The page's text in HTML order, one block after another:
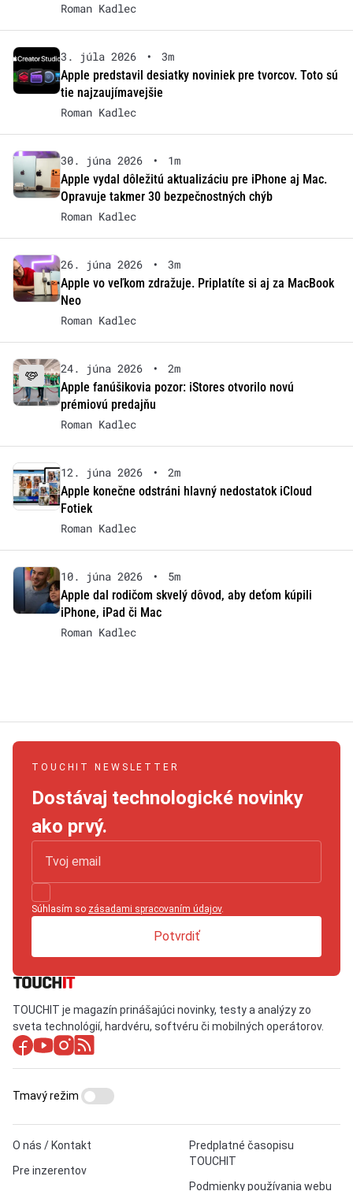
Roman Kadlec
3. júla 2026 •
3m
Apple predstavil desiatky noviniek pre tvorcov. Toto sú
tie najzaujímavejšie
Roman Kadlec
30. júna 2026 •
1m
Apple vydal dôležitú aktualizáciu pre iPhone aj Mac.
Opravuje takmer 30 bezpečnostných chýb
Roman Kadlec
26. júna 2026 •
3m
Apple vo veľkom zdražuje. Priplatíte si aj za MacBook
Neo
Roman Kadlec
24. júna 2026 •
2m
Apple fanúšikovia pozor: iStores otvorilo novú
prémiovú predajňu
Roman Kadlec
12. júna 2026 •
2m
Apple konečne odstráni hlavný nedostatok iCloud
Fotiek
Roman Kadlec
10. júna 2026 •
5m
Apple dal rodičom skvelý dôvod, aby deťom kúpili
iPhone, iPad či Mac
Roman Kadlec
TOUCHIT NEWSLETTER
Dostávaj technologické novinky
ako prvý.
Súhlasím so zásadami spracovaním údajov.
Potvrdiť
TOUCHIT je magazín prinášajúci novinky, testy a analýzy zo
sveta technológií, hardvéru, softvéru či mobilných operátorov.
O nás / Kontakt
Pre inzerentov
Predplatné časopisu
TOUCHIT
Podmienky používania webu
Tmavý režim